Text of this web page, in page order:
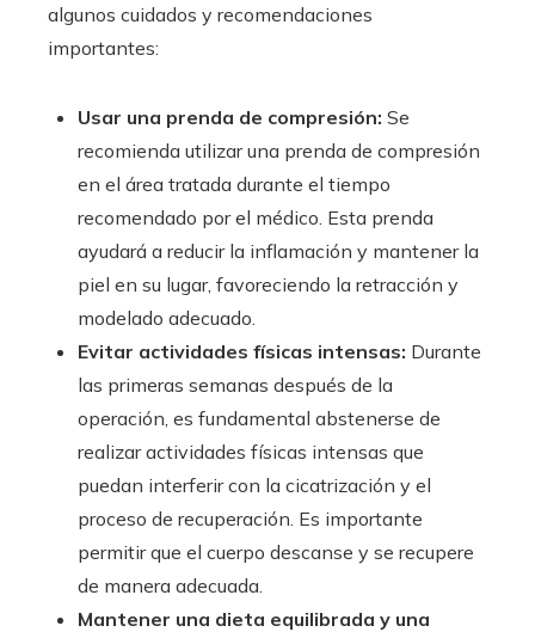
algunos cuidados y recomendaciones
importantes:
Usar una prenda de compresión: Se
recomienda utilizar una prenda de compresión
en el área tratada durante el tiempo
recomendado por el médico. Esta prenda
ayudará a reducir la inflamación y mantener la
piel en su lugar, favoreciendo la retracción y
modelado adecuado.
Evitar actividades físicas intensas: Durante
las primeras semanas después de la
operación, es fundamental abstenerse de
realizar actividades físicas intensas que
puedan interferir con la cicatrización y el
proceso de recuperación. Es importante
permitir que el cuerpo descanse y se recupere
de manera adecuada.
Mantener una dieta equilibrada y una